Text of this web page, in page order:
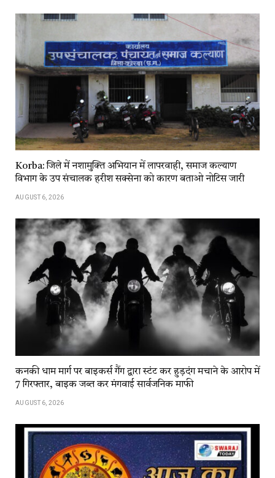
Korba: जिले में नशामुक्ति अभियान में लापरवाही, समाज कल्याण
विभाग के उप संचालक हरीश सक्सेना को कारण बताओ नोटिस जारी
AUGUST 6, 2026
कनकी धाम मार्ग पर बाइकर्स गैंग द्वारा स्टंट कर हुड़दंग मचाने के आरोप में
7 गिरफ्तार, बाइक जब्त कर मंगवाई सार्वजनिक माफी
AUGUST 6, 2026